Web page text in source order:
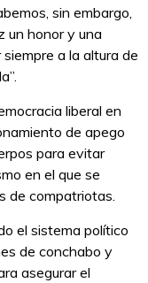
sin embargo,
un honor y una
a la altura de
liberal en
de apego
para evitar
en el que se
de compatriotas.
el sistema político
de conchabo y
asegurar el